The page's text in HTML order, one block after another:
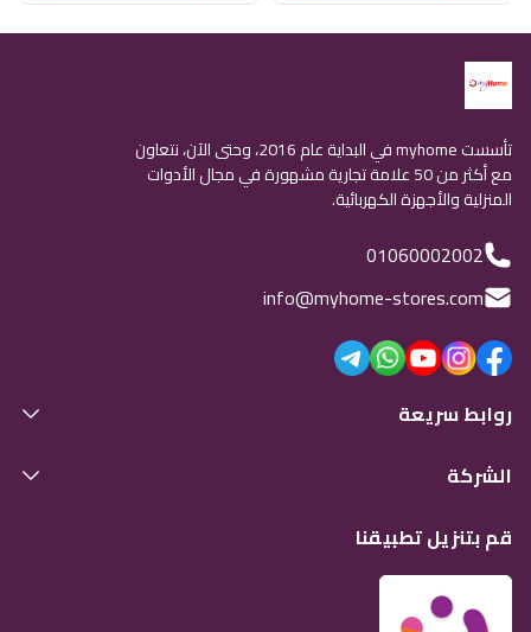
تأسست myhome في البداية عام 2016، وحتى الآن، نتعاون
مع أكثر من 50 علامة تجارية مشهورة في مجال الأدوات
المنزلية والأجهزة الكهربائية.
01060002002
info@myhome-stores.com
روابط سريعة
الشركة
قم بتنزيل تطبيقنا